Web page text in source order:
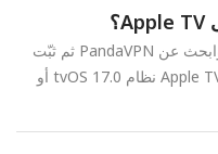
افتح App Store على Apple TV، وابحث عن PandaVPN ثم ثبّت
التطبيق. يتطلب PandaVPN على Apple TV نظام tvOS 17.0 أو